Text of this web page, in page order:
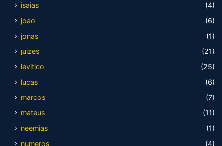
isaias
(4)
joao
(6)
jonas
(1)
juízes
(21)
levitico
(25)
lucas
(6)
marcos
(7)
mateus
(11)
neemias
(1)
numeros
(4)